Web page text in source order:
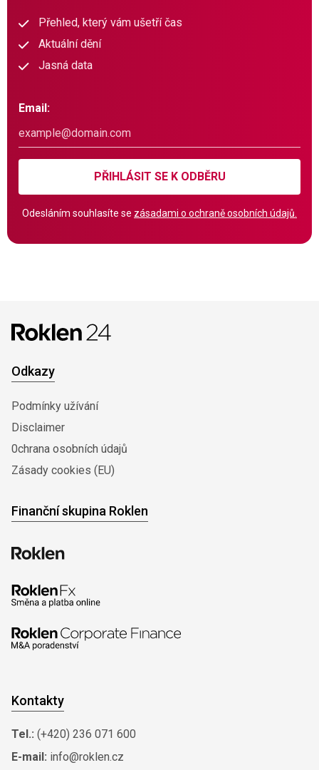
Přehled, který vám ušetří čas
Aktuální dění
Jasná data
Email:
PŘIHLÁSIT SE K ODBĚRU
Odesláním souhlasíte se zásadami o ochraně osobních údajů.
Odkazy
Podmínky užívání
Disclaimer
0chrana osobních údajů
Zásady cookies (EU)
Finanční skupina Roklen
Kontakty
Tel.: (+420) 236 071 600
E-mail: info@roklen.cz